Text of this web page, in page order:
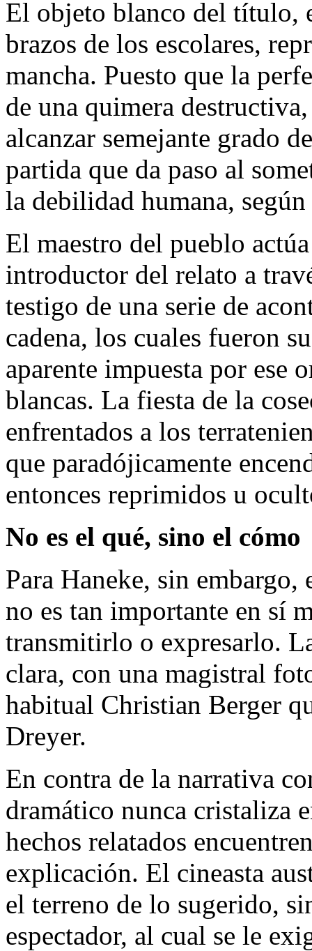
El objeto blanco del título,
brazos de los escolares,
mancha. Puesto que la
de una quimera
alcanzar semejante grado
partida que da paso al
la debilidad humana,
El maestro del pueblo
introductor del relato a
testigo de una serie de
cadena, los cuales fueron
aparente impuesta por ese
blancas. La fiesta de la
enfrentados a los
que paradójicamente
entonces reprimidos u
No es el qué, sino el cómo
Para Haneke, sin
no es tan importante en sí
transmitirlo o expresarlo.
clara, con una magistral
habitual Christian Berger
Dreyer.
En contra de la narrativa
dramático nunca cristaliza
hechos relatados
explicación. El cineasta
el terreno de lo sugerido,
espectador, al cual se le